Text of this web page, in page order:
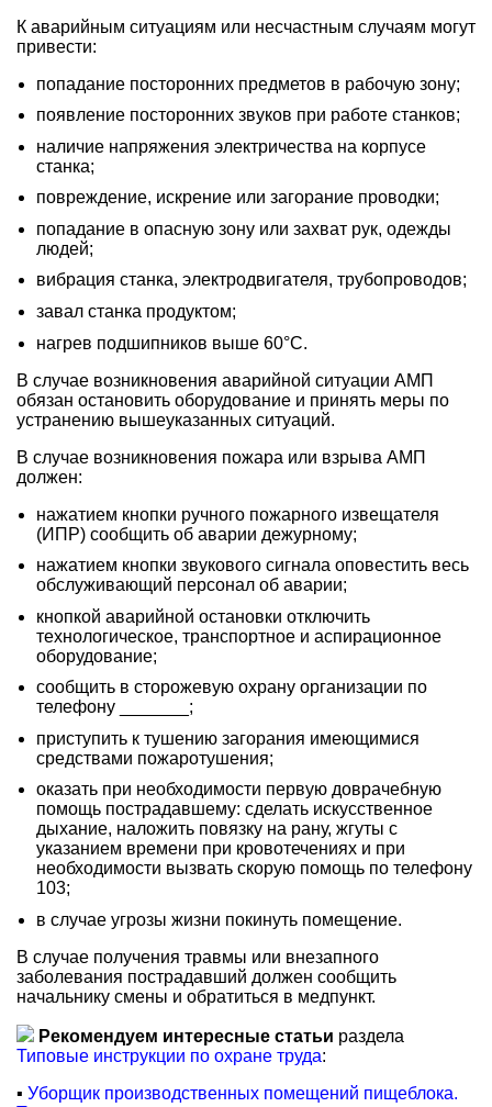
К аварийным ситуациям или несчастным случаям могут
привести:
попадание посторонних предметов в рабочую зону;
появление посторонних звуков при работе станков;
наличие напряжения электричества на корпусе
станка;
повреждение, искрение или загорание проводки;
попадание в опасную зону или захват рук, одежды
людей;
вибрация станка, электродвигателя, трубопроводов;
завал станка продуктом;
нагрев подшипников выше 60°C.
В случае возникновения аварийной ситуации АМП
обязан остановить оборудование и принять меры по
устранению вышеуказанных ситуаций.
В случае возникновения пожара или взрыва АМП
должен:
нажатием кнопки ручного пожарного извещателя
(ИПР) сообщить об аварии дежурному;
нажатием кнопки звукового сигнала оповестить весь
обслуживающий персонал об аварии;
кнопкой аварийной остановки отключить
технологическое, транспортное и аспирационное
оборудование;
сообщить в сторожевую охрану организации по
телефону _______;
приступить к тушению загорания имеющимися
средствами пожаротушения;
оказать при необходимости первую доврачебную
помощь пострадавшему: сделать искусственное
дыхание, наложить повязку на рану, жгуты с
указанием времени при кровотечениях и при
необходимости вызвать скорую помощь по телефону
103;
в случае угрозы жизни покинуть помещение.
В случае получения травмы или внезапного
заболевания пострадавший должен сообщить
начальнику смены и обратиться в медпункт.
Рекомендуем интересные статьи раздела
Типовые инструкции по охране труда:
▪ Уборщик производственных помещений пищеблока.